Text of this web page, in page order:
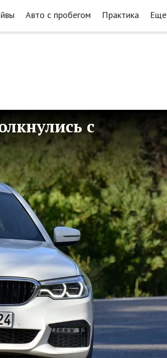
Авто с пробегом Практика Еще
с